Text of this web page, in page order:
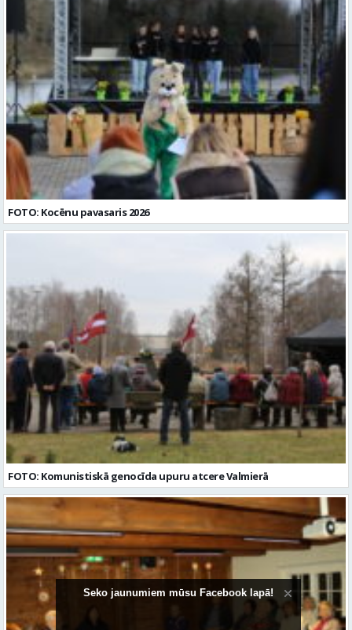
FOTO: Kocēnu pavasaris 2026
FOTO: Komunistiskā genocīda upuru atcere Valmierā
Seko jaunumiem mūsu Facebook lapā!